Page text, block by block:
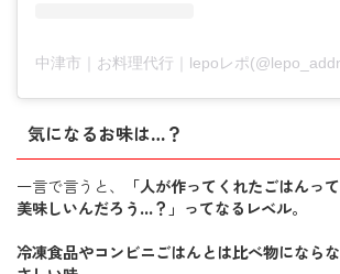
気になるお味は…？
一言で言うと、
「人が作ってくれたごはんっ
美味しいんだろう…？」ってなるレベル。
冷凍食品やコンビニごはんとは比べ物になら